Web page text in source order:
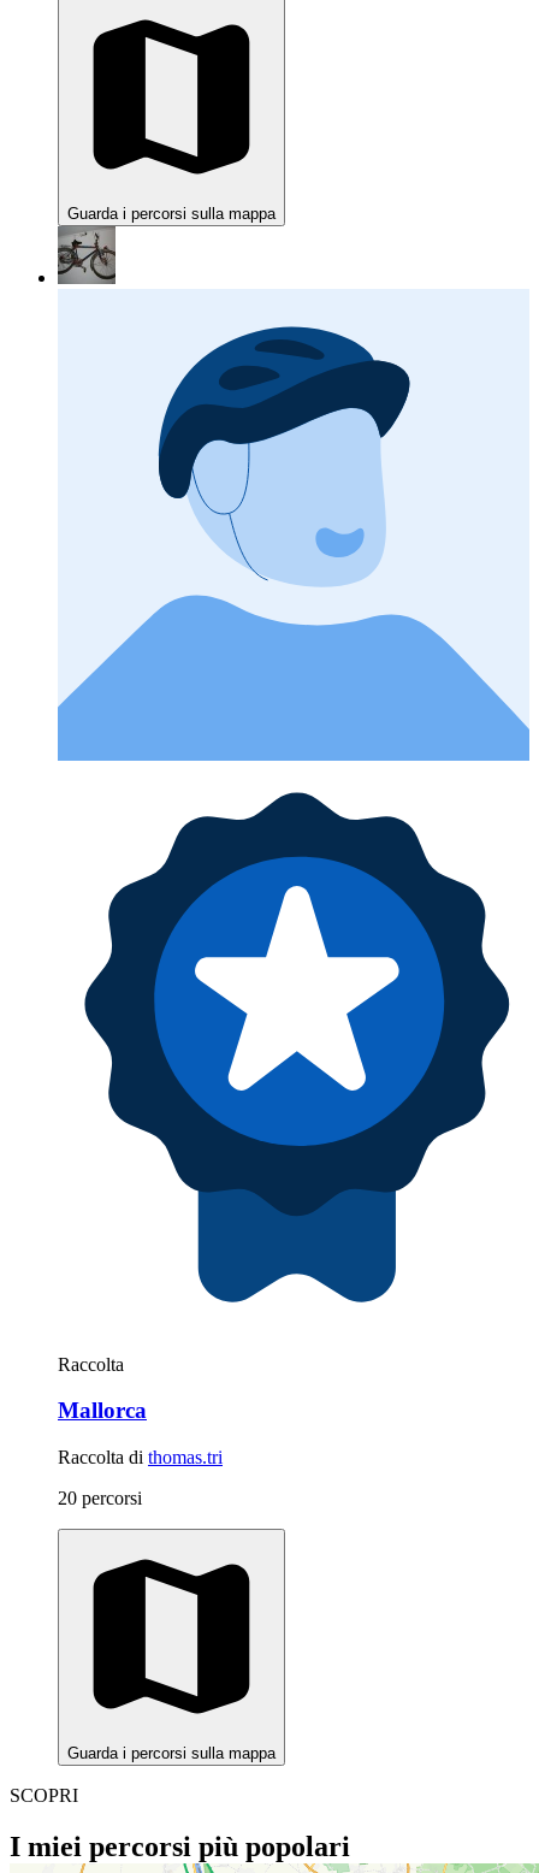
Guarda i percorsi sulla mappa
Raccolta
Mallorca
Raccolta di thomas.tri
20 percorsi
Guarda i percorsi sulla mappa
SCOPRI
I miei percorsi più popolari